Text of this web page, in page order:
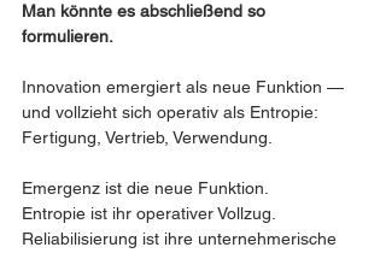
Man könnte es abschließend so
formulieren.
Innovation emergiert als neue Funktion —
und vollzieht sich operativ als Entropie:
Fertigung, Vertrieb, Verwendung.
Emergenz ist die neue Funktion.
Entropie ist ihr operativer Vollzug.
Reliabilisierung ist ihre unternehmerische